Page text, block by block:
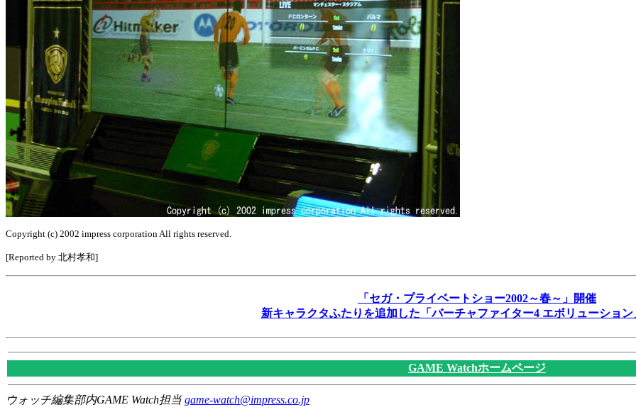
Copyright (c) 2002 impress corporation All rights reserved.
[Reported by 北村孝和]
「セガ・プライベートショー2002～春～」開催
新キャラクタふたりを追加した「バーチャファイター4 エボリューショ
GAME Watchホームページ
ウォッチ編集部内GAME Watch担当 game-watch@impress.co.jp